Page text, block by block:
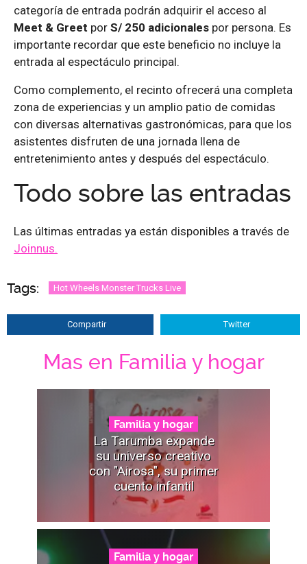
categoría de entrada podrán adquirir el acceso al
Meet & Greet por S/ 250 adicionales por persona. Es
importante recordar que este beneficio no incluye la
entrada al espectáculo principal.
Como complemento, el recinto ofrecerá una completa
zona de experiencias y un amplio patio de comidas
con diversas alternativas gastronómicas, para que los
asistentes disfruten de una jornada llena de
entretenimiento antes y después del espectáculo.
Todo sobre las entradas
Las últimas entradas ya están disponibles a través de
Joinnus.
Tags: Hot Wheels Monster Trucks Live
Compartir Twitter
Mas en Familia y hogar
Familia y hogar
La Tarumba expande
su universo creativo
con "Airosa", su primer
cuento infantil
Familia y hogar